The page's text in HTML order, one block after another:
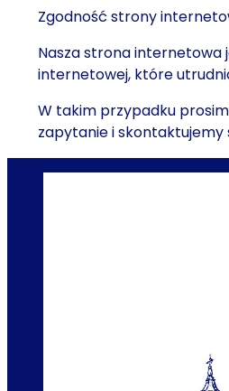
Zgodność strony
Nasza strona internetowa
internetowej, które
W takim przypadku
zapytanie i skontaktujemy